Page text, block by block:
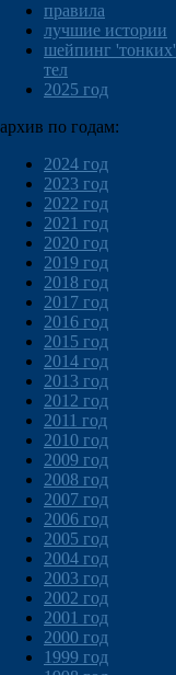
правила
лучшие истории
шейпинг 'тонких'
тел
2025 год
архив по годам:
2024 год
2023 год
2022 год
2021 год
2020 год
2019 год
2018 год
2017 год
2016 год
2015 год
2014 год
2013 год
2012 год
2011 год
2010 год
2009 год
2008 год
2007 год
2006 год
2005 год
2004 год
2003 год
2002 год
2001 год
2000 год
1999 год